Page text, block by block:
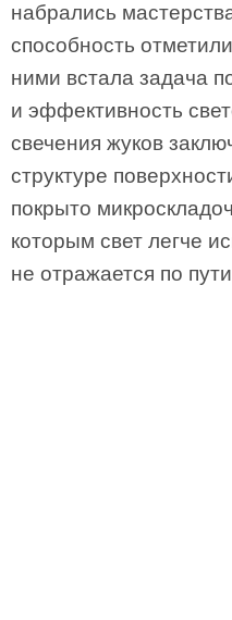
набрались
способность
ними встала задача
и эффективность
свечения жуков
структуре
покрыто
которым свет легче
не отражается по